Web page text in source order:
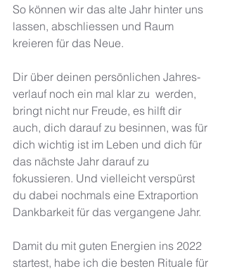
So können wir das alte Jahr hinter uns
lassen, abschliessen und Raum
kreieren für das Neue.
Dir über deinen per­sön­li­chen Jah­res­
ver­lauf noch ein mal klar zu  werden,
bringt nicht nur Freude, es hilft dir
auch, dich darauf zu besinnen, was für
dich wichtig ist im Leben und dich für
das nächste Jahr darauf zu
fokussieren. Und vielleicht verspürst
du dabei nochmals eine Extra­por­tion
Dank­bar­keit für das ver­gan­gene Jahr.
Damit du mit guten Energien ins 2022
startest, habe ich die besten Rituale für